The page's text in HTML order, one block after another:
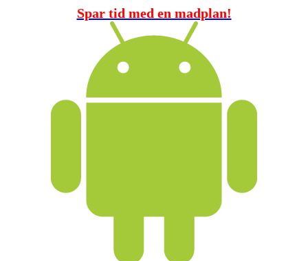
Spar tid med en madplan!